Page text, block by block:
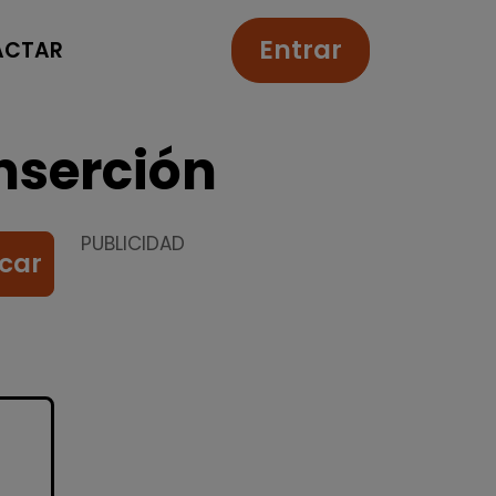
Entrar
PUBLICIDAD